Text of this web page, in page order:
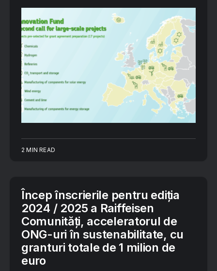
2 MIN READ
Încep înscrierile pentru ediția
2024 / 2025 a Raiffeisen
Comunități, acceleratorul de
ONG-uri în sustenabilitate, cu
granturi totale de 1 milion de
euro